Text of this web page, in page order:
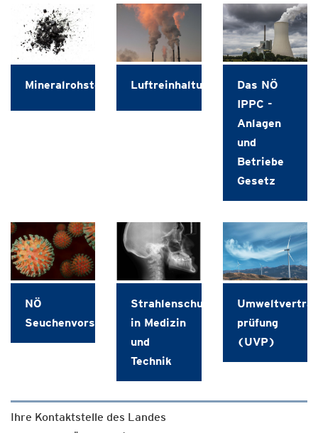
MineralrohstoffgewinnungLuftreinhaltung
Das NÖ
IPPC -
Anlagen
und
Betriebe
Gesetz
NÖ
Seuchenvorsorgeabgabe
Strahlenschutz
in Medizin
und
Technik
prüfung
(UVP)
Ihre Kontaktstelle des Landes